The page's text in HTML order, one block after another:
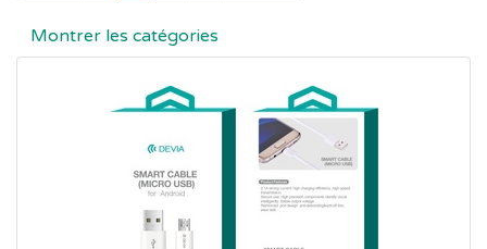
Montrer les catégories